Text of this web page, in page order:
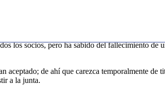
un socio?
los socios, pero ha sabido del fallecimiento de
de ahí que carezca temporalmente de
a la junta.